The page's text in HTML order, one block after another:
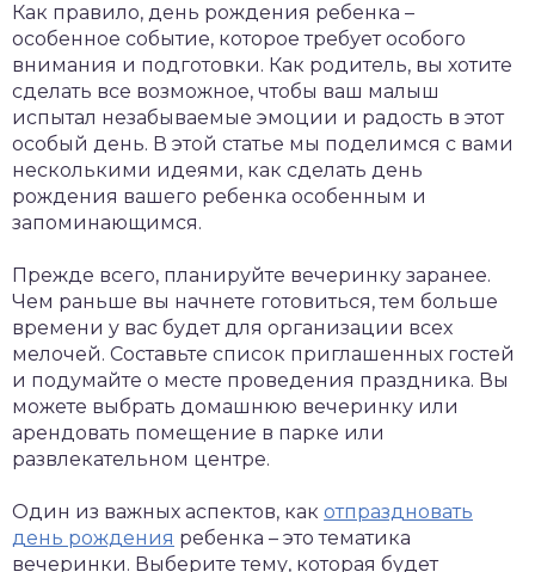
Как правило, день рождения ребенка –
особенное событие, которое требует особого
внимания и подготовки. Как родитель, вы хотите
сделать все возможное, чтобы ваш малыш
испытал незабываемые эмоции и радость в этот
особый день. В этой статье мы поделимся с вами
несколькими идеями, как сделать день
рождения вашего ребенка особенным и
запоминающимся.
Прежде всего, планируйте вечеринку заранее.
Чем раньше вы начнете готовиться, тем больше
времени у вас будет для организации всех
мелочей. Составьте список приглашенных гостей
и подумайте о месте проведения праздника. Вы
можете выбрать домашнюю вечеринку или
арендовать помещение в парке или
развлекательном центре.
Один из важных аспектов, как отпраздновать
день рождения ребенка – это тематика
вечеринки. Выберите тему, которая будет